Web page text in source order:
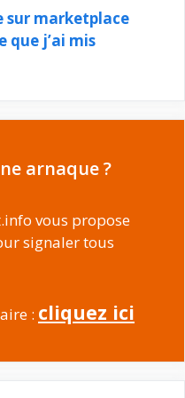
sur marketplace
que j’ai mis
arnaque ?
vous propose
signaler tous
: cliquez ici